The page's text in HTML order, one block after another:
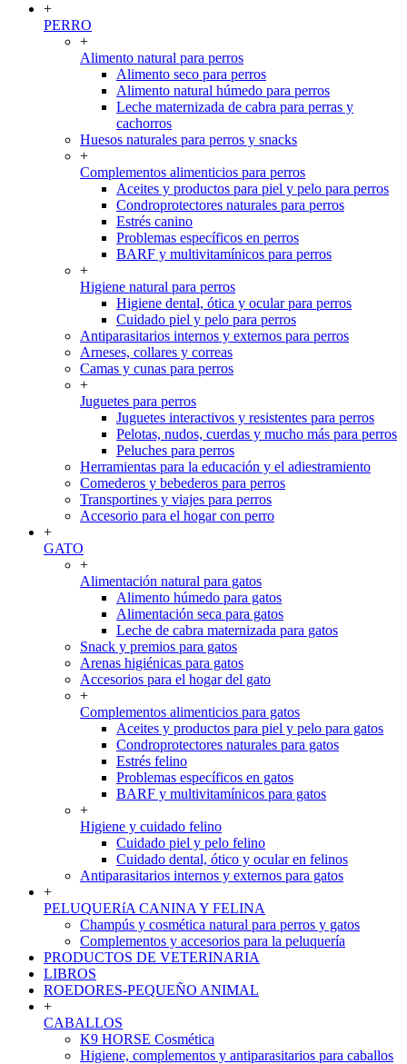
+
PERRO
+
Alimento natural para perros
Alimento seco para perros
Alimento natural húmedo para perros
Leche maternizada de cabra para perras y
cachorros
Huesos naturales para perros y snacks
+
Complementos alimenticios para perros
Aceites y productos para piel y pelo para perros
Condroprotectores naturales para perros
Estrés canino
Problemas específicos en perros
BARF y multivitamínicos para perros
+
Higiene natural para perros
Higiene dental, ótica y ocular para perros
Cuidado piel y pelo para perros
Antiparasitarios internos y externos para perros
Arneses, collares y correas
Camas y cunas para perros
+
Juguetes para perros
Juguetes interactivos y resistentes para perros
Pelotas, nudos, cuerdas y mucho más para perros
Peluches para perros
Herramientas para la educación y el adiestramiento
Comederos y bebederos para perros
Transportines y viajes para perros
Accesorio para el hogar con perro
+
GATO
+
Alimentación natural para gatos
Alimento húmedo para gatos
Alimentación seca para gatos
Leche de cabra maternizada para gatos
Snack y premios para gatos
Arenas higiénicas para gatos
Accesorios para el hogar del gato
+
Complementos alimenticios para gatos
Aceites y productos para piel y pelo para gatos
Condroprotectores naturales para gatos
Estrés felino
Problemas específicos en gatos
BARF y multivitamínicos para gatos
+
Higiene y cuidado felino
Cuidado piel y pelo felino
Cuidado dental, ótico y ocular en felinos
Antiparasitarios internos y externos para gatos
+
PELUQUERíA CANINA Y FELINA
Champús y cosmética natural para perros y gatos
Complementos y accesorios para la peluquería
PRODUCTOS DE VETERINARIA
LIBROS
ROEDORES-PEQUEÑO ANIMAL
+
CABALLOS
K9 HORSE Cosmética
Higiene, complementos y antiparasitarios para caballos